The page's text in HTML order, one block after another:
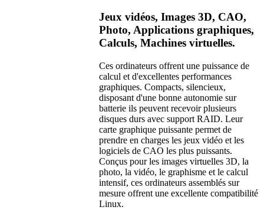
Jeux vidéos, Images 3D, CAO,
Photo, Applications graphiques,
Calculs, Machines virtuelles.
Ces ordinateurs offrent une puissance de
calcul et d'excellentes performances
graphiques. Compacts, silencieux,
disposant d'une bonne autonomie sur
batterie ils peuvent recevoir plusieurs
disques durs avec support RAID. Leur
carte graphique puissante permet de
prendre en charges les jeux vidéo et les
logiciels de CAO les plus puissants.
Conçus pour les images virtuelles 3D, la
photo, la vidéo, le graphisme et le calcul
intensif, ces ordinateurs assemblés sur
mesure offrent une excellente compatibilité
Linux.